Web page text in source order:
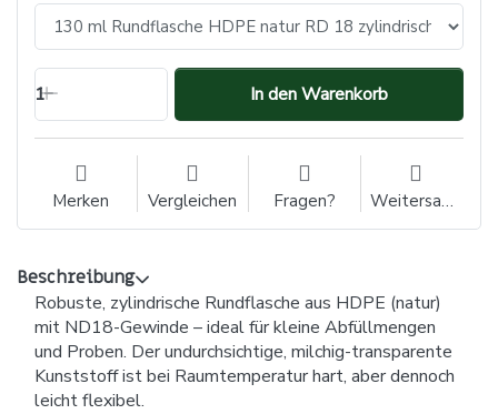
1 In den Warenkorb
Merken Vergleichen Fragen? Weitersagen
Beschreibung
Robuste, zylindrische Rundflasche aus HDPE (natur)
mit ND18-Gewinde – ideal für kleine Abfüllmengen
und Proben. Der undurchsichtige, milchig-transparente
Kunststoff ist bei Raumtemperatur hart, aber dennoch
leicht flexibel.